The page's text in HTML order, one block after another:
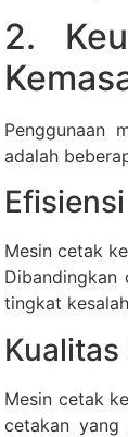
2.
Penggunaan
adalah
Mesin cetak
Dibandingkan
tingkat
Mesin cetak
cetakan